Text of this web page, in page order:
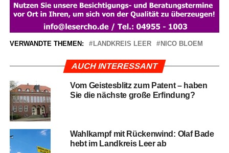
VERWANDTE THEMEN: LANDKREIS LEER NICO BLOEM
AUCH INTERESSANT
Vom Geis­tes­blitz zum Patent – haben
Sie die nächs­te gro­ße Erfindung?
Wahl­kampf mit Rücken­wind: Olaf Bade
hebt im Land­kreis Leer ab